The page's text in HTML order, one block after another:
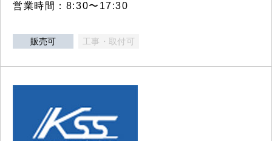
営業時間：8:30〜17:30
販売可 工事・取付可